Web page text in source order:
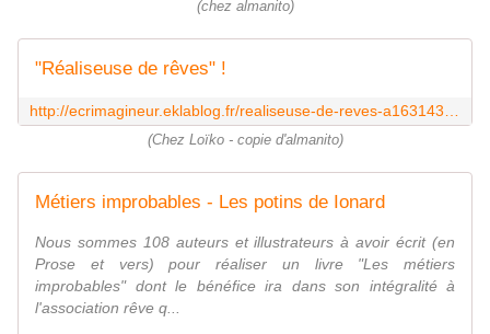
(chez almanito)
"Réaliseuse de rêves" !
(Chez Loïko - copie d'almanito)
Métiers improbables - Les potins de Ionard
Nous sommes 108 auteurs et illustrateurs à avoir écrit (en
Prose et vers) pour réaliser un livre "Les métiers
improbables" dont le bénéfice ira dans son intégralité à
l'association rêve q...